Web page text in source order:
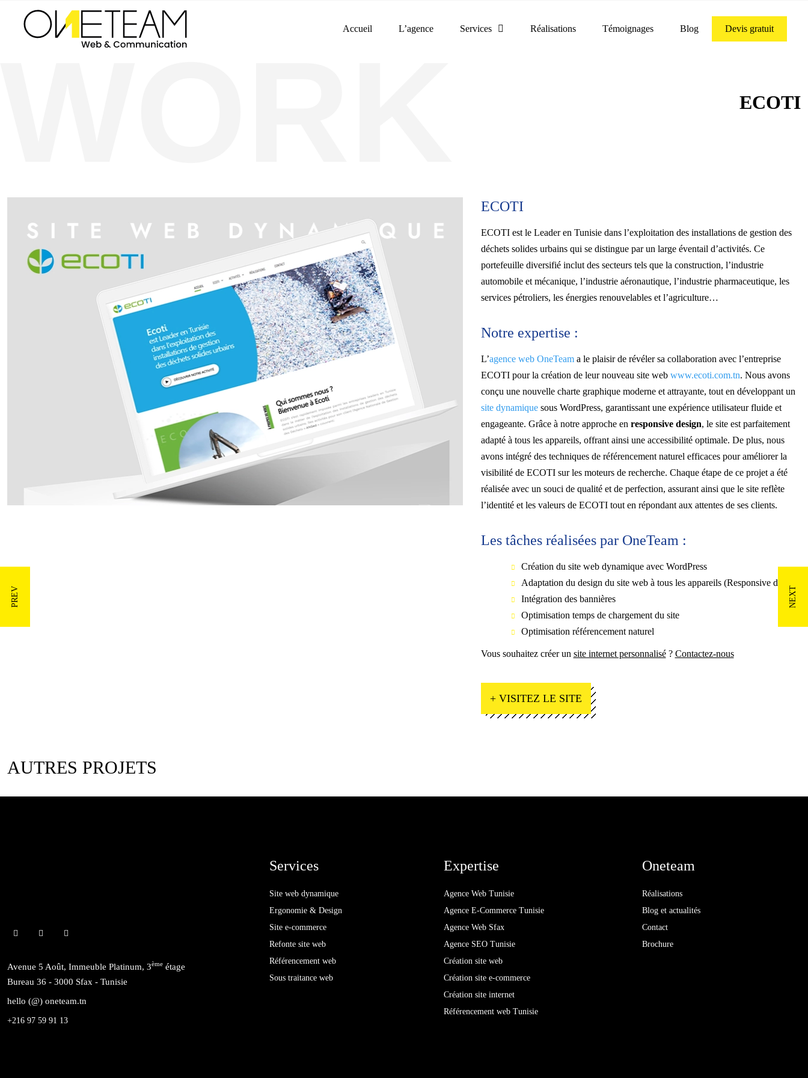
Accueil L’agence Services Réalisations Témoignages Blog Devis gratuit
ECOTI
ECOTI
ECOTI est le Leader en Tunisie dans l’exploitation des installations de gestion des
déchets solides urbains qui se distingue par un large éventail d’activités. Ce
portefeuille diversifié inclut des secteurs tels que la construction, l’industrie
automobile et mécanique, l’industrie aéronautique, l’industrie pharmaceutique, les
services pétroliers, les énergies renouvelables et l’agriculture…
Notre expertise :
L’agence web OneTeama le plaisir de révéler sa collaboration avec l’entreprise
ECOTI pour la création de leur nouveau site web www.ecoti.com.tn. Nous avons
conçu une nouvelle charte graphique moderne et attrayante, tout en développant un
site dynamiquesous WordPress, garantissant une expérience utilisateur fluide et
engageante. Grâce à notre approche en responsive design, le site est parfaitement
adapté à tous les appareils, offrant ainsi une accessibilité optimale. De plus, nous
avons intégré des techniques de référencement naturel efficaces pour améliorer la
visibilité de ECOTI sur les moteurs de recherche. Chaque étape de ce projet a été
réalisée avec un souci de qualité et de perfection, assurant ainsi que le site reflète
l’identité et les valeurs de ECOTI tout en répondant aux attentes de ses clients.
Les tâches réalisées par OneTeam :
Création du site web dynamique avec WordPress
Adaptation du design du site web à tous les appareils (Responsive design)
Intégration des bannières
Optimisation temps de chargement du site
Optimisation référencement naturel
Vous souhaitez créer un site internet personnalisé? Contactez-nous
+ VISITEZ LE SITE
AUTRES PROJETS
Avenue 5 Août, Immeuble Platinum, 3ème étage
Bureau 36 - 3000 Sfax - Tunisie
hello (@) oneteam.tn
+216 97 59 91 13
Services
Site web dynamique
Ergonomie & Design
Site e-commerce
Refonte site web
Référencement web
Sous traitance web
Expertise
Agence Web Tunisie
Agence E-Commerce Tunisie
Agence Web Sfax
Agence SEO Tunisie
Création site web
Création site e-commerce
Création site internet
Référencement web Tunisie
Oneteam
Réalisations
Blog et actualités
Contact
Brochure